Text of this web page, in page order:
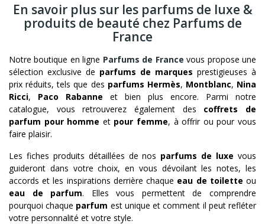
En savoir plus sur les parfums de luxe &
produits de beauté chez Parfums de
France
Notre boutique en ligne Parfums de France vous propose une
sélection exclusive de parfums de marques prestigieuses à
prix réduits, tels que des parfums Hermès, Montblanc, Nina
Ricci, Paco Rabanne et bien plus encore. Parmi notre
catalogue, vous retrouverez également des coffrets de
parfum pour homme et pour femme, à offrir ou pour vous
faire plaisir.
Les fiches produits détaillées de nos parfums de luxe vous
guideront dans votre choix, en vous dévoilant les notes, les
accords et les inspirations derrière chaque eau de toilette ou
eau de parfum. Elles vous permettent de comprendre
pourquoi chaque parfum est unique et comment il peut refléter
votre personnalité et votre style.